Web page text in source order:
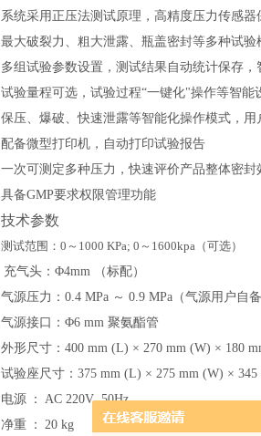
系统采用正压法测试原理，高精度压力传感
最大破裂力、粗大泄露、瓶盖密封等多种试
多组试验参数设置，测试结果自动统计保存，
试验量程可选，试验过程“一键化"操作等智能
保压、爆破、快速泄露等智能化操作模式，
配备微型打印机，自动打印试验报告
一次可测定多种压力，快速评价产品整体密封
具备GMP要求权限管理功能
技术参数
测试范围： 0～1000 KPa; 0～1600kpa（可选）
充气头： Φ4mm （标配）
气源压力： 0.4 MPa ～ 0.9 MPa（气源用户自备
气源接口： Φ6 mm 聚氨酯管
外形尺寸： 400 mm (L) × 270 mm (W) × 180
试验座尺寸： 375 mm (L) × 275 mm (W) × 345
电源 ： AC 220V 50Hz
净重 ： 20 kg